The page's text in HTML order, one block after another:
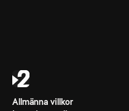
Allmänna villkor